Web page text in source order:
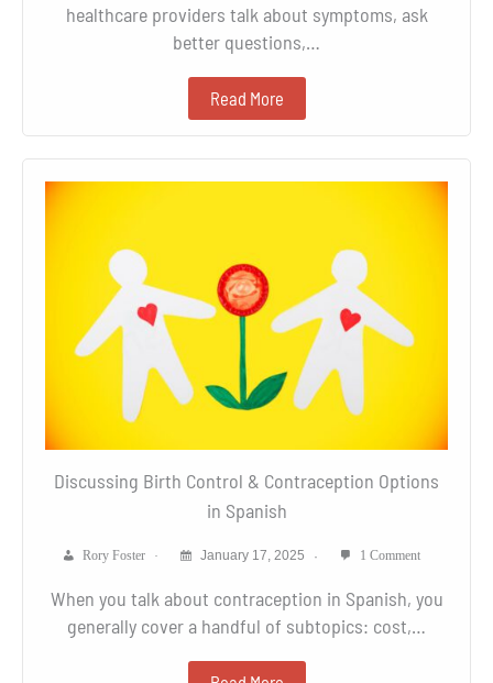
healthcare providers talk about symptoms, ask
better questions,…
Read More
Discussing Birth Control & Contraception Options
in Spanish
Rory Foster January 17, 2025 1 Comment
When you talk about contraception in Spanish, you
generally cover a handful of subtopics: cost,…